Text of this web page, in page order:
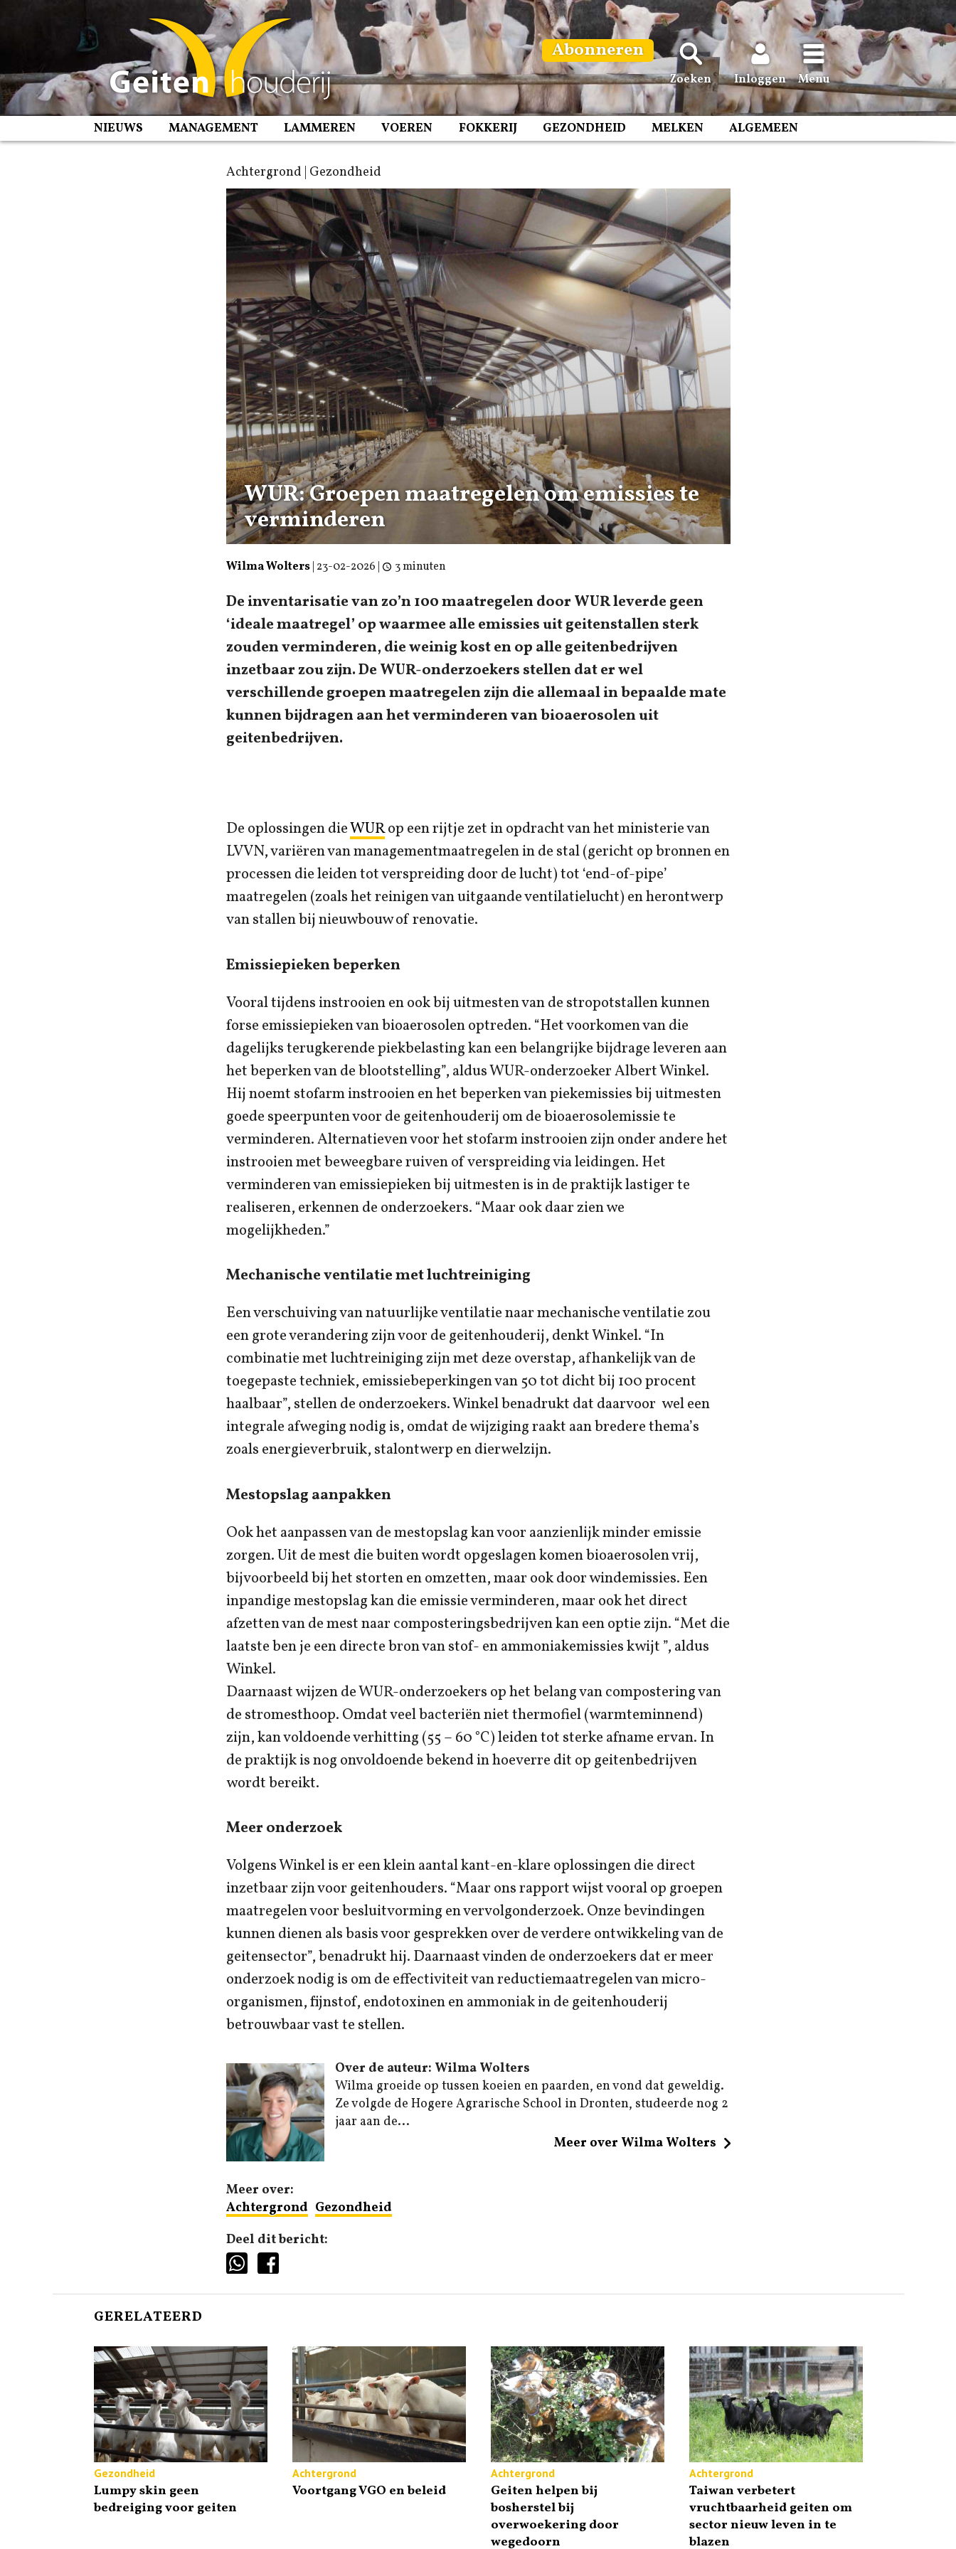
Abonneren
Zoeken Inloggen Menu
NIEUWS MANAGEMENT LAMMEREN VOEREN FOKKERIJ GEZONDHEID MELKEN ALGEMEEN
Achtergrond | Gezondheid
WUR: Groepen maatregelen om emissies te
verminderen
Wilma Wolters| 23-02-2026 3 minuten
De inventarisatie van zo’n 100 maatregelen door WUR leverde geen
‘ideale maatregel’ op waarmee alle emissies uit geitenstallen sterk
zouden verminderen, die weinig kost en op alle geitenbedrijven
inzetbaar zou zijn. De WUR-onderzoekers stellen dat er wel
verschillende groepen maatregelen zijn die allemaal in bepaalde mate
kunnen bijdragen aan het verminderen van bioaerosolen uit
geitenbedrijven.
De oplossingen dieWURop een rijtje zet in opdracht van het ministerie van
LVVN, variëren van managementmaatregelen in de stal (gericht op bronnen en
processen die leiden tot verspreiding door de lucht) tot ‘end-of-pipe’
maatregelen (zoals het reinigen van uitgaande ventilatielucht) en herontwerp
van stallen bij nieuwbouw of renovatie.
Emissiepieken beperken
Vooral tijdens instrooien en ook bij uitmesten van de stropotstallen kunnen
forse emissiepieken van bioaerosolen optreden. “Het voorkomen van die
dagelijks terugkerende piekbelasting kan een belangrijke bijdrage leveren aan
het beperken van de blootstelling”, aldus WUR-onderzoeker Albert Winkel.
Hij noemt stofarm instrooien en het beperken van piekemissies bij uitmesten
goede speerpunten voor de geitenhouderij om de bioaerosolemissie te
verminderen. Alternatieven voor het stofarm instrooien zijn onder andere het
instrooien met beweegbare ruiven of verspreiding via leidingen. Het
verminderen van emissiepieken bij uitmesten is in de praktijk lastiger te
realiseren, erkennen de onderzoekers. “Maar ook daar zien we
mogelijkheden.”
Mechanische ventilatie met luchtreiniging
Een verschuiving van natuurlijke ventilatie naar mechanische ventilatie zou
een grote verandering zijn voor de geitenhouderij, denkt Winkel. “In
combinatie met luchtreiniging zijn met deze overstap, afhankelijk van de
toegepaste techniek, emissiebeperkingen van 50 tot dicht bij 100 procent
haalbaar”, stellen de onderzoekers. Winkel benadrukt dat daarvoor wel een
integrale afweging nodig is, omdat de wijziging raakt aan bredere thema’s
zoals energieverbruik, stalontwerp en dierwelzijn.
Mestopslag aanpakken
Ook het aanpassen van de mestopslag kan voor aanzienlijk minder emissie
zorgen. Uit de mest die buiten wordt opgeslagen komen bioaerosolen vrij,
bijvoorbeeld bij het storten en omzetten, maar ook door windemissies. Een
inpandige mestopslag kan die emissie verminderen, maar ook het direct
afzetten van de mest naar composteringsbedrijven kan een optie zijn. “Met die
laatste ben je een directe bron van stof- en ammoniakemissies kwijt ”, aldus
Winkel.
Daarnaast wijzen de WUR-onderzoekers op het belang van compostering van
de stromesthoop. Omdat veel bacteriën niet thermofiel (warmteminnend)
zijn, kan voldoende verhitting (55 – 60 °C) leiden tot sterke afname ervan. In
de praktijk is nog onvoldoende bekend in hoeverre dit op geitenbedrijven
wordt bereikt.
Meer onderzoek
Volgens Winkel is er een klein aantal kant-en-klare oplossingen die direct
inzetbaar zijn voor geitenhouders. “Maar ons rapport wijst vooral op groepen
maatregelen voor besluitvorming en vervolgonderzoek. Onze bevindingen
kunnen dienen als basis voor gesprekken over de verdere ontwikkeling van de
geitensector”, benadrukt hij. Daarnaast vinden de onderzoekers dat er meer
onderzoek nodig is om de effectiviteit van reductiemaatregelen van micro-
organismen, fijnstof, endotoxinen en ammoniak in de geitenhouderij
betrouwbaar vast te stellen.
Over de auteur: Wilma Wolters
Wilma groeide op tussen koeien en paarden, en vond dat geweldig.
Ze volgde de Hogere Agrarische School in Dronten, studeerde nog 2
jaar aan de...
Meer over Wilma Wolters
Meer over:
Achtergrond Gezondheid
Deel dit bericht:
GERELATEERD
Gezondheid
Lumpy skin geen
bedreiging voor geiten
Achtergrond
Voortgang VGO en beleid
Achtergrond
Geiten helpen bij
bosherstel bij
overwoekering door
wegedoorn
Achtergrond
Taiwan verbetert
vruchtbaarheid geiten om
sector nieuw leven in te
blazen